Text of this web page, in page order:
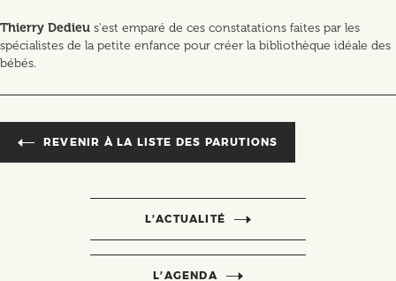
Thierry Dedieu s'est emparé de ces constatations faites par les
spécialistes de la petite enfance pour créer la bibliothèque idéale des
bébés.
REVENIR À LA LISTE DES PARUTIONS
L’ACTUALITÉ
L’AGENDA